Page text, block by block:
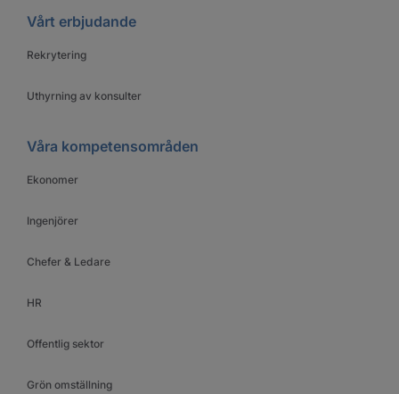
Vårt erbjudande
Rekrytering
Uthyrning av konsulter
Våra kompetensområden
Ekonomer
Ingenjörer
Chefer & Ledare
HR
Offentlig sektor
Grön omställning